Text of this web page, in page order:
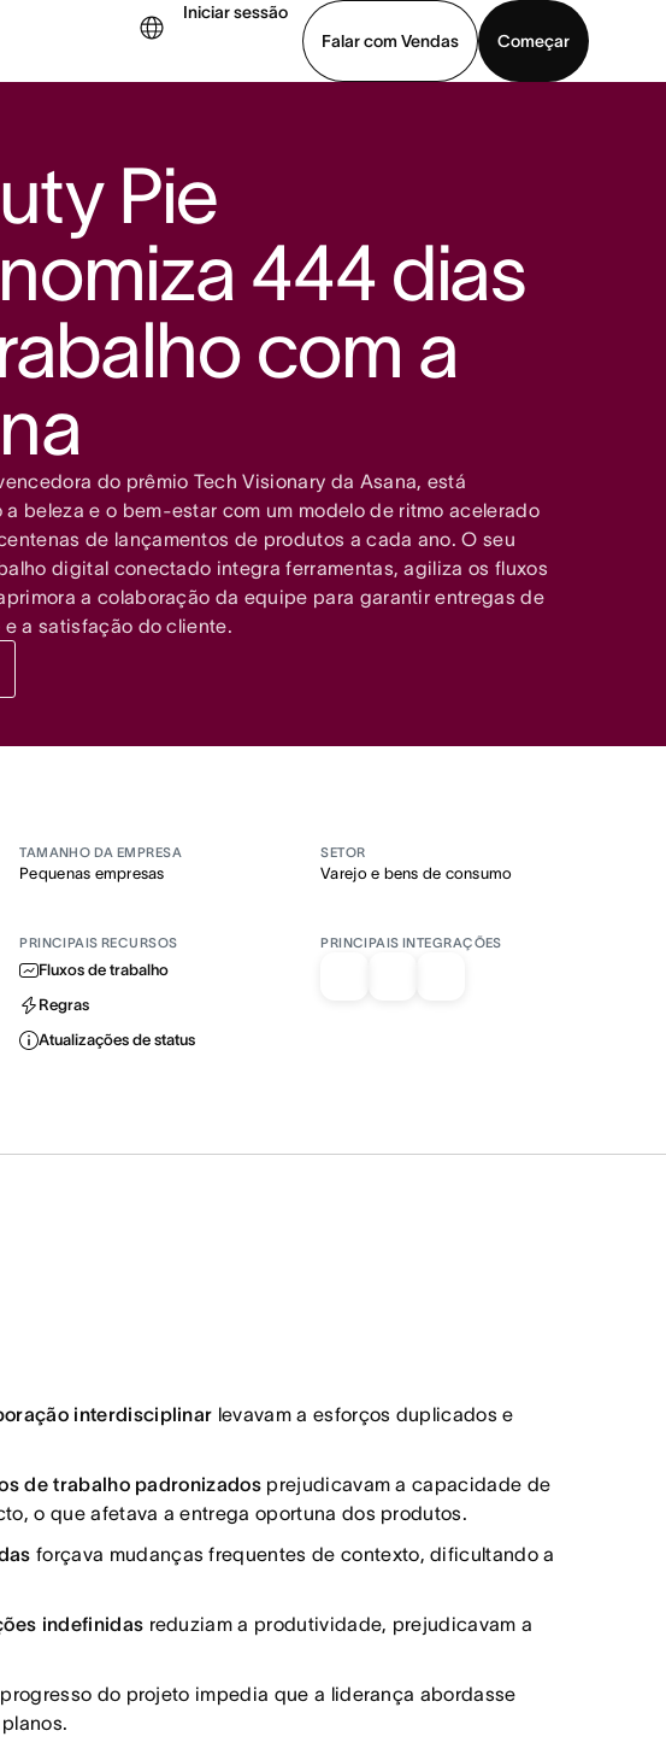
Iniciar sessão
Falar com Vendas
Começar
Pie
444 dias
com a
do prêmio Tech Visionary da Asana, está
a beleza e o bem-estar com um modelo de ritmo acelerado
de lançamentos de produtos a cada ano. O seu
digital conectado integra ferramentas, agiliza os fluxos
a colaboração da equipe para garantir entregas de
a satisfação do cliente.
TAMANHO DA EMPRESA
Pequenas empresas
SETOR
Varejo e bens de consumo
PRINCIPAIS RECURSOS
Fluxos de trabalho
Regras
Atualizações de status
PRINCIPAIS INTEGRAÇÕES
interdisciplinar levavam a esforços duplicados e
de trabalho padronizados prejudicavam a capacidade de
o que afetava a entrega oportuna dos produtos.
forçava mudanças frequentes de contexto, dificultando a
indefinidas reduziam a produtividade, prejudicavam a
do projeto impedia que a liderança abordasse